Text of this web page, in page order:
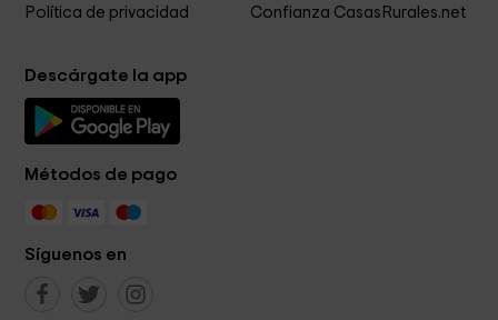
Política de privacidad Confianza CasasRurales.net
Descárgate la app
Métodos de pago
Síguenos en